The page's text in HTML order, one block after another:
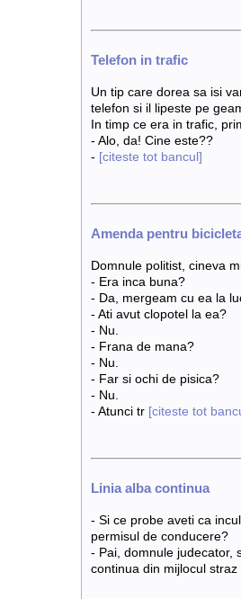
Telefon in trafic
Un tip care dorea sa isi
telefon si il lipeste pe
In timp ce era in trafic,
- Alo, da! Cine este??
- [citeste tot bancul]
Amenda pentru
Domnule politist, cineva
- Era inca buna?
- Da, mergeam cu ea la
- Ati avut clopotel la ea?
- Nu.
- Frana de mana?
- Nu.
- Far si ochi de pisica?
- Nu.
- Atunci tr [citeste tot
Linia alba continua
- Si ce probe aveti ca
permisul de conducere?
- Pai, domnule judecator,
continua din mijlocul straz